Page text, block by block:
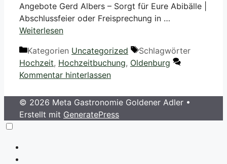
Angebote Gerd Albers – Sorgt für Eure Abibälle |
Abschlussfeier oder Freisprechung in …
Weiterlesen
Kategorien Uncategorized
Schlagwörter
Hochzeit, Hochzeitbuchung, Oldenburg
Kommentar hinterlassen
© 2026 Meta Gastronomie Goldener Adler •
Erstellt mit GeneratePress